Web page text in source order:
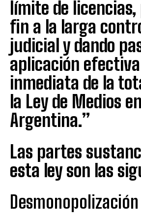
límite de
fin a la larga
judicial y dando
aplicación
inmediata de la
la Ley de Medios en
Argentina.”
Las partes
esta ley son las
Desmonopolización